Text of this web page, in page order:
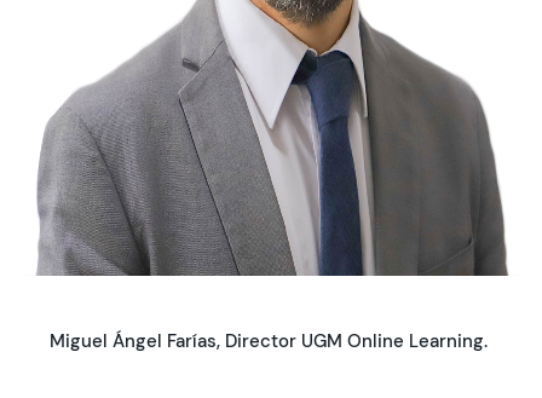
Miguel Ángel Farías, Director UGM Online Learning.